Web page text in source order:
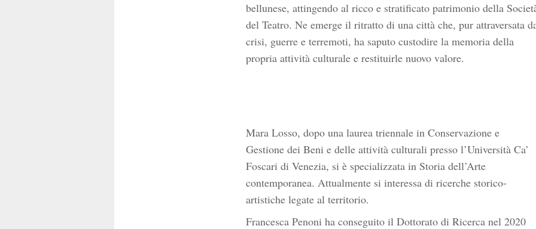
bellunese, attingendo al ricco e stratificato patrimonio della
del Teatro. Ne emerge il ritratto di una città che, pur attraversata
crisi, guerre e terremoti, ha saputo custodire la memoria della
propria attività culturale e restituirle nuovo valore.
Mara Losso, dopo una laurea triennale in Conservazione e
Gestione dei Beni e delle attività culturali presso l’Università Ca’
Foscari di Venezia, si è specializzata in Storia dell’Arte
contemporanea. Attualmente si interessa di ricerche storico-
artistiche legate al territorio.
Francesca Penoni ha conseguito il Dottorato di Ricerca nel 2020